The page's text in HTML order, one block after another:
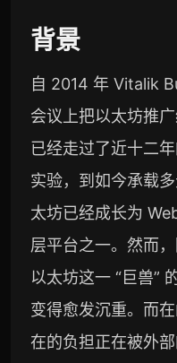
背景
自 2014 年 Vitalik
会议上把以太坊推
已经走过了近十二
实验，到如今承载
太坊已经成长为
层平台之一。然而
以太坊这一 “巨兽”
变得愈发沉重。而
在的负担正在被外